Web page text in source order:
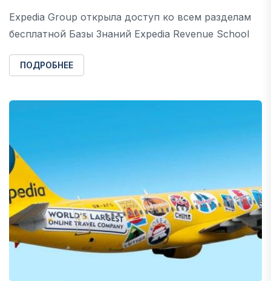
Expedia Group открыла доступ ко всем разделам
бесплатной Базы Знаний Expedia Revenue School
ПОДРОБНЕЕ